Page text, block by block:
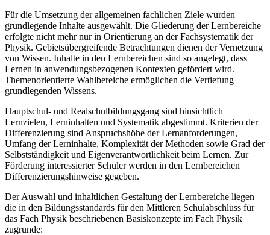
Für die Umsetzung der allgemeinen fachlichen Ziele wurden
grundlegende Inhalte ausgewählt. Die Gliederung der Lernbereiche
erfolgte nicht mehr nur in Orientierung an der Fachsystematik der
Physik. Gebietsübergreifende Betrachtungen dienen der Vernetzung
von Wissen. Inhalte in den Lernbereichen sind so angelegt, dass
Lernen in anwendungsbezogenen Kontexten gefördert wird.
Themenorientierte Wahlbereiche ermöglichen die Vertiefung
grundlegenden Wissens.
Hauptschul- und Realschulbildungsgang sind hinsichtlich
Lernzielen, Lerninhalten und Systematik abgestimmt. Kriterien der
Differenzierung sind Anspruchshöhe der Lernanforderungen,
Umfang der Lerninhalte, Komplexität der Methoden sowie Grad der
Selbstständigkeit und Eigenverantwortlichkeit beim Lernen. Zur
Förderung interessierter Schüler werden in den Lernbereichen
Differenzierungshinweise gegeben.
Der Auswahl und inhaltlichen Gestaltung der Lernbereiche liegen
die in den Bildungsstandards für den Mittleren Schulabschluss für
das Fach Physik beschriebenen Basiskonzepte im Fach Physik
zugrunde: